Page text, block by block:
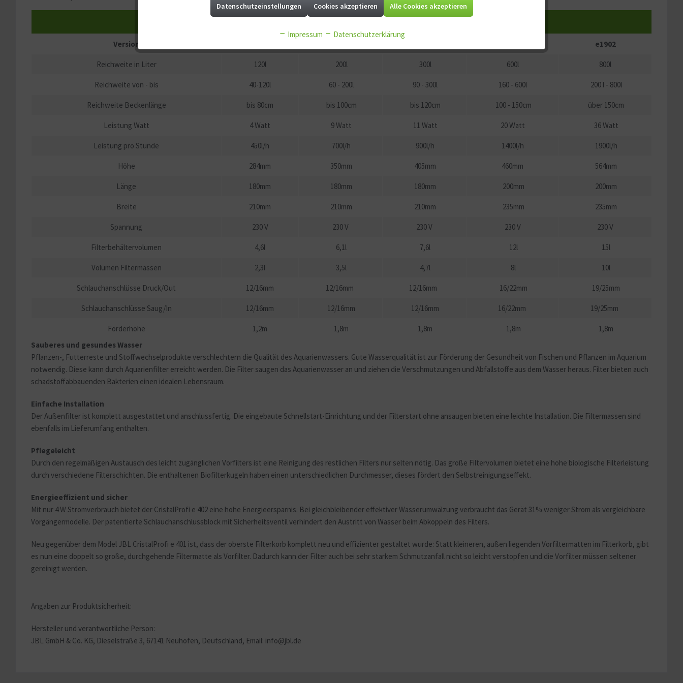
Version e1902
Reichweite in Liter 120l 200l 300l 600l 800l
Reichweite von - bis 40-120l 60 - 200l 90 - 300l 160 - 600l 200 l - 800l
Reichweite Beckenlänge bis 80cm bis 100cm bis 120cm 100 - 150cm über 150cm
Leistung Watt 4 Watt 9 Watt 11 Watt 20 Watt 36 Watt
Leistung pro Stunde 450l/h 700l/h 900l/h 1400l/h 1900l/h
Höhe 284mm 350mm 405mm 460mm 564mm
Länge 180mm 180mm 180mm 200mm 200mm
Breite 210mm 210mm 210mm 235mm 235mm
Spannung 230 V 230 V 230 V 230 V 230 V
Filterbehältervolumen 4,6l 6,1l 7,6l 12l 15l
Volumen Filtermassen 2,3l 3,5l 4,7l 8l 10l
Schlauchanschlüsse Druck/Out 12/16mm 12/16mm 12/16mm 16/22mm 19/25mm
Schlauchanschlüsse Saug/In 12/16mm 12/16mm 12/16mm 16/22mm 19/25mm
Förderhöhe 1,2m 1,8m 1,8m 1,8m
1,8m
Sauberes und gesundes Wasser
Pflanzen-, Futterreste und Stoffwechselprodukte verschlechtern die Qualität des Aquarienwassers. Gute Wasserqualität ist zur Förderung der Gesundheit von Fischen und Pflanzen im Aquarium
notwendig. Diese kann durch Aquarienfilter erreicht werden. Die Filter saugen das Aquarienwasser an und ziehen die Verschmutzungen und Abfallstoffe aus dem Wasser heraus. Filter bieten auch
schadstoffabbauenden Bakterien einen idealen Lebensraum.
Einfache Installation
Der Außenfilter ist komplett ausgestattet und anschlussfertig. Die eingebaute Schnellstart-Einrichtung und der Filterstart ohne ansaugen bieten eine leichte Installation. Die Filtermassen sind
ebenfalls im Lieferumfang enthalten.
Pflegeleicht
Durch den regelmäßigen Austausch des leicht zugänglichen Vorfilters ist eine Reinigung des restlichen Filters nur selten nötig. Das große Filtervolumen bietet eine hohe biologische Filterleistung
durch verschiedene Filterschichten. Die enthaltenen Biofilterkugeln haben einen unterschiedlichen Durchmesser, dieses fördert den Selbstreinigungseffekt.
Energieeffizient und sicher
Mit nur 4 W Stromverbrauch bietet der CristalProfi e 402 eine hohe Energieersparnis. Bei gleichbleibender effektiver Wasserumwälzung verbraucht das Gerät 31% weniger Strom als vergleichbare
Vorgängermodelle. Der patentierte Schlauchanschlussblock mit Sicherheitsventil verhindert den Austritt von Wasser beim Abkoppeln des Filters.
Neu gegenüber dem Model JBL CristalProfi e 401 ist, dass der oberste Filterkorb komplett neu und effizienter gestaltet wurde: Statt kleineren, außen liegenden Vorfiltermatten im Filterkorb, gibt
es nun eine doppelt so große, durchgehende Filtermatte als Vorfilter. Dadurch kann der Filter auch bei sehr starkem Schmutzanfall nicht so leicht verstopfen und die Vorfilter müssen seltener
gereinigt werden.
Angaben zur Produktsicherheit:
Hersteller und verantwortliche Person:
JBL GmbH & Co. KG, Dieselstraße 3, 67141 Neuhofen, Deutschland, Email: info@jbl.de
Datenschutzeinstellungen Cookies akzeptieren Alle Cookies akzeptieren
Impressum Datenschutzerklärung